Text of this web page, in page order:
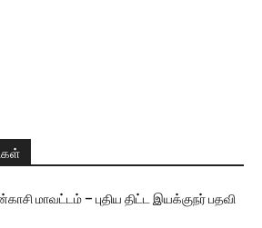
மாவட்டம் – புதிய திட்ட இயக்குநர் பதவி